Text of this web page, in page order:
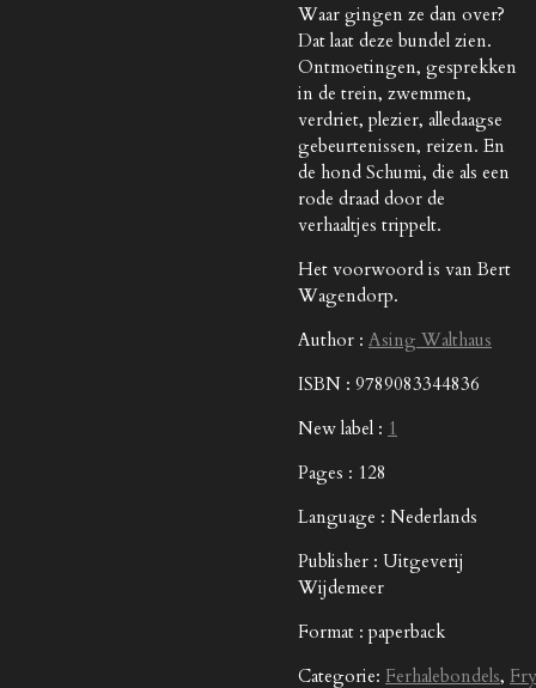
Waar gingen ze dan over?
Dat laat deze bundel zien.
Ontmoetingen, gesprekken
in de trein, zwemmen,
verdriet, plezier, alledaagse
gebeurtenissen, reizen. En
de hond Schumi, die als een
rode draad door de
verhaaltjes trippelt.
Het voorwoord is van Bert
Wagendorp.
Author : Asing Walthaus
ISBN : 9789083344836
New label : 1
Pages : 128
Language : Nederlands
Publisher : Uitgeverij
Wijdemeer
Format : paperback
Categorie: Ferhalebondels,